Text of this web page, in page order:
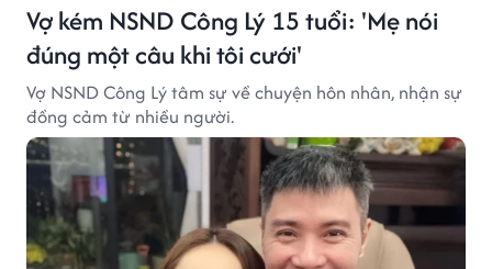
Vợ kém NSND Công Lý 15 tuổi: 'Mẹ nói
đúng một câu khi tôi cưới'
Vợ NSND Công Lý tâm sự về chuyện hôn nhân, nhận sự
đồng cảm từ nhiều người.